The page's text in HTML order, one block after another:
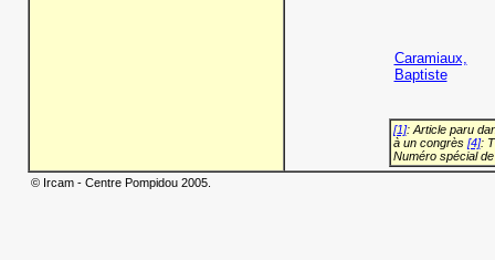
Caramiaux,
Baptiste
[1]: Article paru
à un congrès [4]:
Numéro spécial
© Ircam - Centre Pompidou 2005.